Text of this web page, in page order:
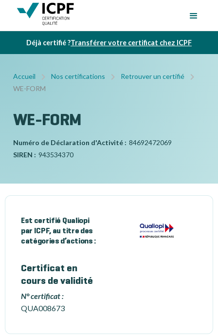
Déjà certifié ?Transférer votre certificat chez ICPF
Accueil Nos certifications
Retrouver un certifié
WE-FORM
WE-FORM
Numéro de Déclaration d'Activité : 84692472069
SIREN : 943534370
Est certifié Qualiopi
par ICPF, au titre des
catégories d’actions :
Certificat en
cours de validité
N° certificat :
QUA008673